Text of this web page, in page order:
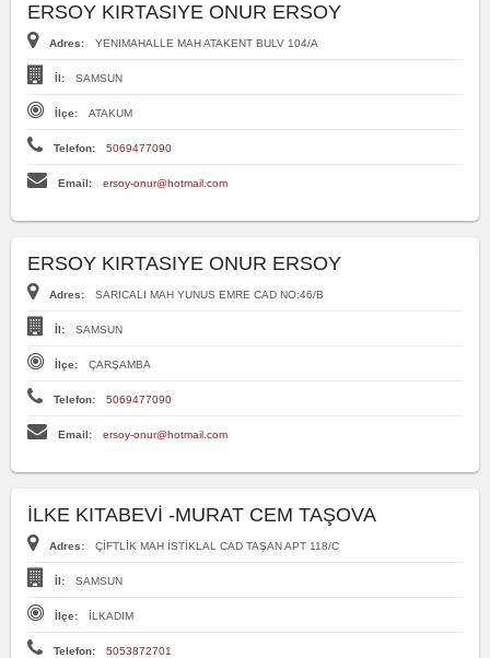
ERSOY KIRTASIYE ONUR ERSOY
Adres: YENIMAHALLE MAH ATAKENT BULV 104/A
İl: SAMSUN
İlçe: ATAKUM
Telefon: 5069477090
Email: ersoy-onur@hotmail.com
ERSOY KIRTASIYE ONUR ERSOY
Adres: SARICALI MAH YUNUS EMRE CAD NO:46/B
İl: SAMSUN
İlçe: ÇARŞAMBA
Telefon: 5069477090
Email: ersoy-onur@hotmail.com
İLKE KITABEVİ -MURAT CEM TAŞOVA
Adres: ÇİFTLİK MAH İSTİKLAL CAD TAŞAN APT 118/C
İl: SAMSUN
İlçe: İLKADIM
Telefon: 5053872701